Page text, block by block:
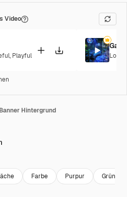
Video
, Playful
Hintergrund
Farbe Purpur Grün